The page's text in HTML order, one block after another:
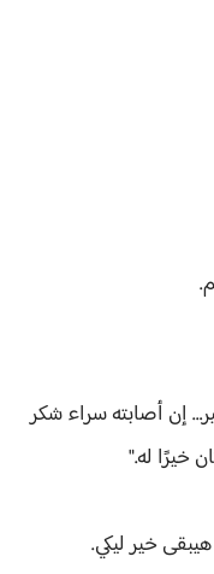
إن أصابته سراء شكر
خيرًا له."
خير ليكي.